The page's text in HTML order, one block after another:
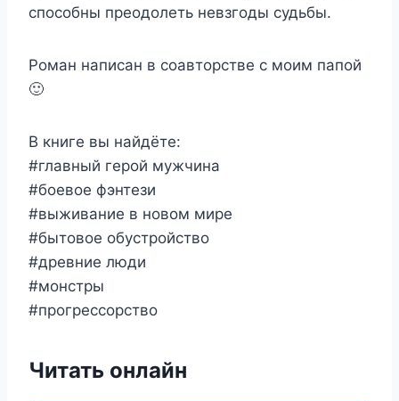
способны преодолеть невзгоды судьбы.
Роман написан в соавторстве с моим папой
🙂
В книге вы найдёте:
#главный герой мужчина
#боевое фэнтези
#выживание в новом мире
#бытовое обустройство
#древние люди
#монстры
#прогрессорство
Читать онлайн